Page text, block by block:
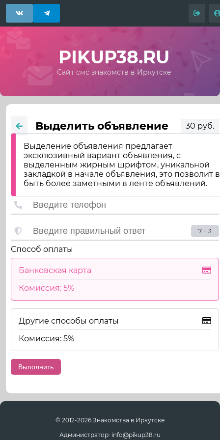
PIKUP38.RU
Сайт смс знакомств в Иркутске
Выделить объявление 30 руб.
Выделение объявления предлагает
эксклюзивный вариант объявления, с
выделенным жирным шрифтом, уникальной
закладкой в начале объявления, это позволит
быть более заметными в ленте объявлений.
7 + 3
Способ оплаты
Банковская карта
Комиссия: 5%
Другие способы оплаты
Комиссия: 5%
© 2012-2026 Знакомства в Иркутске
Администратор: info@pikup38.ru